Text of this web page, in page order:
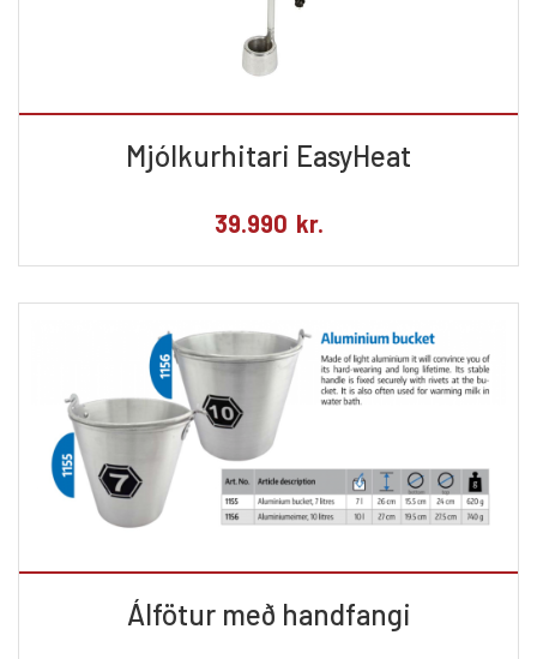
Mjólkurhitari EasyHeat
39.990 kr.
Álfötur með handfangi